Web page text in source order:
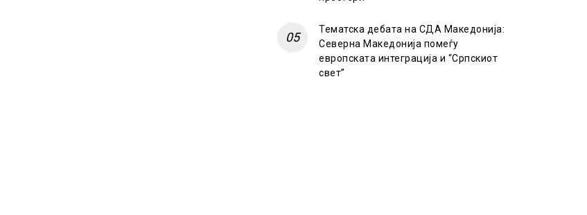
Тематска дебата на СДА Македонија:
Северна Македонија помеѓу
европската интеграција и “Српскиот
свет”